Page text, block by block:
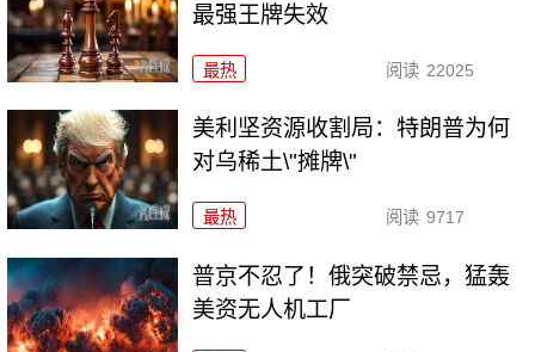
最强王牌失效
最热 阅读 22025
美利坚资源收割局：特朗普为何
对乌稀土\"摊牌\"
最热 阅读 9717
普京不忍了！俄突破禁忌，猛轰
美资无人机工厂